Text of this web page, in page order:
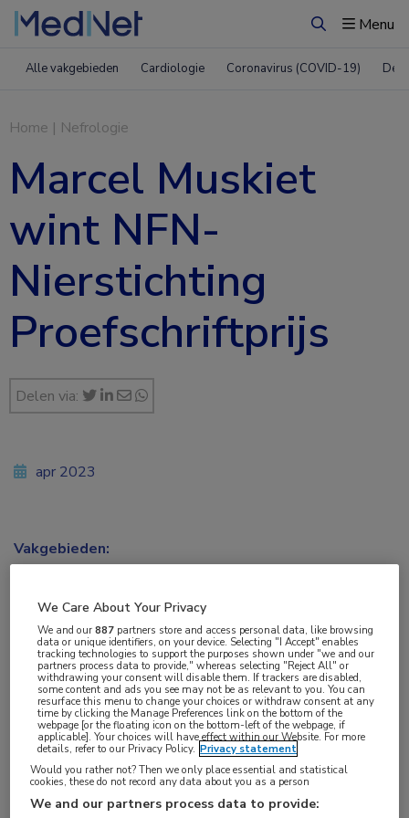
ZoekenMenu
Alle vakgebieden Cardiologie Coronavirus (COVID-19)
Home | Nefrologie
Marcel Muskiet
wint NFN-
Nierstichting
Proefschriftprijs
Delen via:
Tijdens de Nederlandse Nefrologiedagen 2023
ontving dr. Marcel Muskiet van het Amsterdam
apr 2023
Vakgebieden:
Diabetes
Tags:
type 2-diabetes
We Care About Your Privacy
We and our887 partners store and access personal data, like browsing
data or unique identifiers, on your device. Selecting "I Accept" enables
tracking technologies to support the purposes shown under "we and our
partners process data to provide," whereas selecting "Reject All" or
withdrawing your consent will disable them. If trackers are disabled,
some content and ads you see may not be as relevant to you. You can
resurface this menu to change your choices or withdraw consent at any
time by clicking the Manage Preferences link on the bottom of the
webpage [or the floating icon on the bottom-left of the webpage, if
applicable]. Your choices will have effect within our Website. For more
details, refer to our Privacy Policy. Privacy statement
Would you rather not? Then we only place essential and statistical
cookies, these do not record any data about you as a person
We and our partners process data to provide: